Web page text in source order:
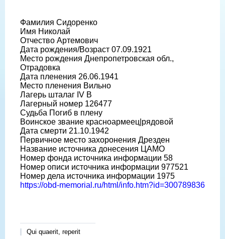
Фамилия Сидоренко
Имя Николай
Отчество Артемович
Дата рождения/Возраст 07.09.1921
Место рождения Днепропетровская обл.,
Отрадовка
Дата пленения 26.06.1941
Место пленения Вильно
Лагерь шталаг IV B
Лагерный номер 126477
Судьба Погиб в плену
Воинское звание красноармеец|рядовой
Дата смерти 21.10.1942
Первичное место захоронения Дрезден
Название источника донесения ЦАМО
Номер фонда источника информации 58
Номер описи источника информации 977521
Номер дела источника информации 1975
https://obd-memorial.ru/html/info.htm?id=300789836
Qui quaerit, reperit